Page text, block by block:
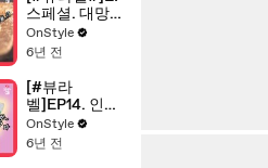
스페셜. 대망의
더 라스트 챕
터! 아껴왔던
조리 털어드림
OnStyle
6년 전
[#뷰라
벨]EP14. 인기
甲 성분甲 세정
력甲! 클렌징밤
OnStyle
6년 전